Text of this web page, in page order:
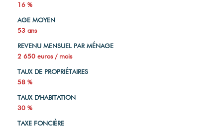
16 %
AGE MOYEN
53 ans
REVENU MENSUEL PAR MÉNAGE
2 650 euros / mois
TAUX DE PROPRIÉTAIRES
58 %
TAUX D'HABITATION
30 %
TAXE FONCIÈRE